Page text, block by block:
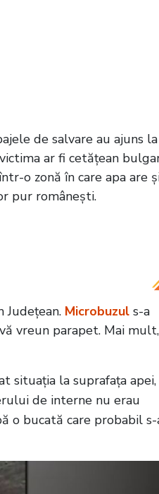
de salvare au ajuns la
ar fi cetățean
o zonă în care apa are
pur românești.
Microbuzul s-a
vreun parapet. Mai mult,
situația la suprafața apei,
de interne nu erau
o bucată care probabil s-